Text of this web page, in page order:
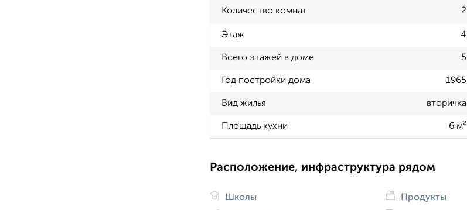
Количество комнат 2
Этаж 4
Всего этажей в доме 5
Год постройки дома 1965
Вид жилья вторичка
Площадь кухни 6 м²
Расположение, инфраструктура рядом
Школы
Продукты